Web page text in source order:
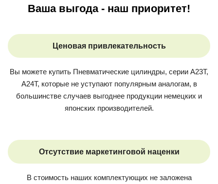
Ваша выгода - наш приоритет!
Ценовая привлекательность
Вы можете купить Пневматические цилиндры, серии A23T,
A24T, которые не уступают популярным аналогам, в
большинстве случаев выгоднее продукции немецких и
японских производителей.
Отсутствие маркетинговой наценки
В стоимость наших комплектующих не заложена